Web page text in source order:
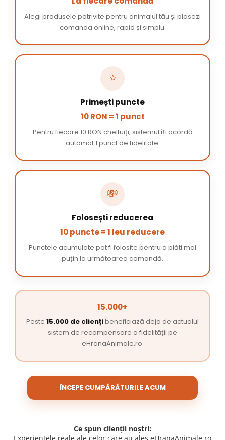
Alegi produsele potrivite pentru animalul tău și plasezi
comanda online, rapid și simplu.
⭐
Primești puncte
10 RON = 1 punct
Pentru fiecare 10 RON cheltuiți, sistemul îți acordă
automat 1 punct de fidelitate.
💸
Folosești reducerea
10 puncte = 1 leu reducere
Punctele acumulate pot fi folosite pentru a plăti mai
puțin la următoarea comandă.
15.000+
Peste 15.000 de cliențibeneficiază deja de actualul
sistem de recompensare a fidelității pe
eHranaAnimale.ro.
ÎNCEPE CUMPĂRĂTURILE ACUM
Ce spun clienții noștri: